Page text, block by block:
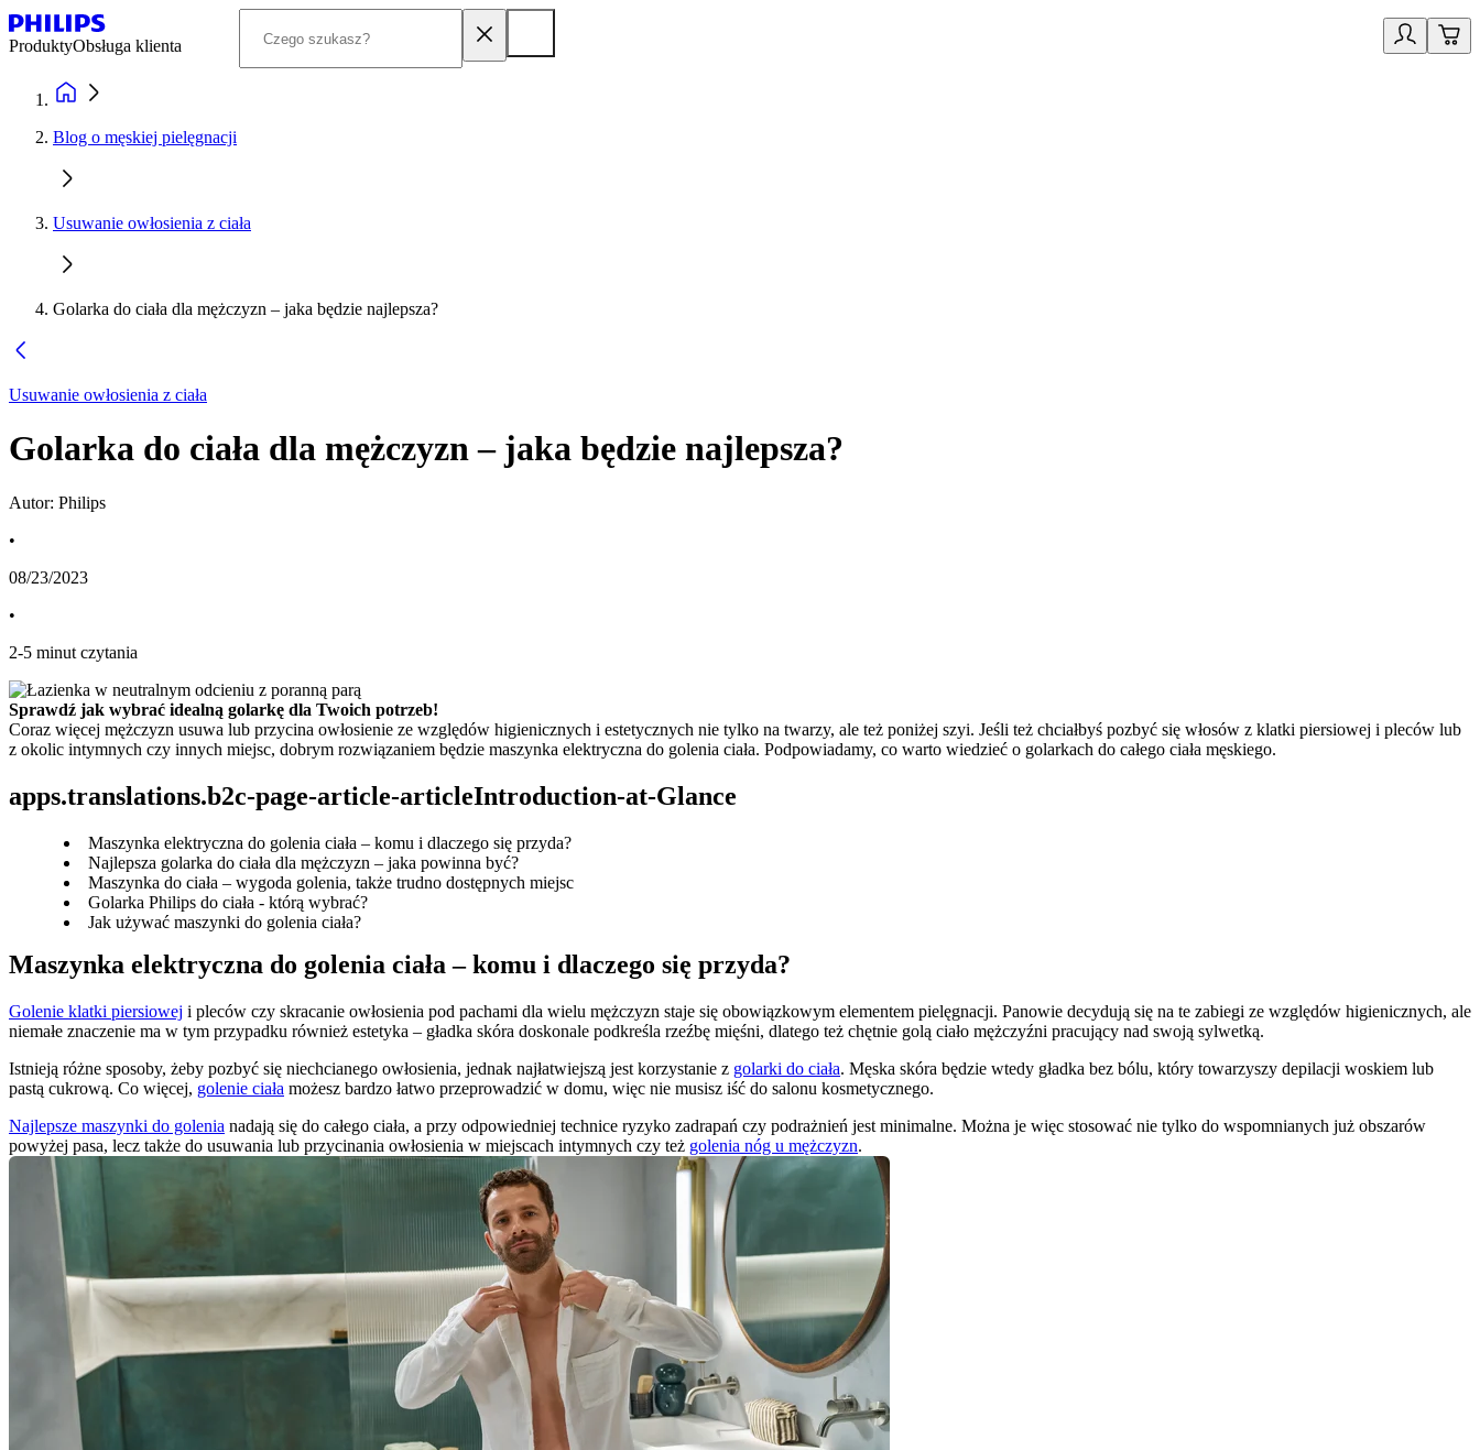
ProduktyObsługa klienta
Blog o męskiej pielęgnacji
Usuwanie owłosienia z ciała
Golarka do ciała dla mężczyzn – jaka będzie najlepsza?
Usuwanie owłosienia z ciała
Golarka do ciała dla mężczyzn – jaka będzie najlepsza?
Autor: Philips
•
08/23/2023
•
2-5 minut czytania
Sprawdź jak wybrać idealną golarkę dla Twoich potrzeb!
Coraz więcej mężczyzn usuwa lub przycina owłosienie ze względów higienicznych i estetycznych nie tylko na twarzy, ale też poniżej szyi. Jeśli też chciałbyś pozbyć się włosów z klatki piersiowej i pleców lub
z okolic intymnych czy innych miejsc, dobrym rozwiązaniem będzie maszynka elektryczna do golenia ciała. Podpowiadamy, co warto wiedzieć o golarkach do całego ciała męskiego.
apps.translations.b2c-page-article-articleIntroduction-at-Glance
Maszynka elektryczna do golenia ciała – komu i dlaczego się przyda?
Najlepsza golarka do ciała dla mężczyzn – jaka powinna być?
Maszynka do ciała – wygoda golenia, także trudno dostępnych miejsc
Golarka Philips do ciała - którą wybrać?
Jak używać maszynki do golenia ciała?
Maszynka elektryczna do golenia ciała – komu i dlaczego się przyda?
Golenie klatki piersiowej i pleców czy skracanie owłosienia pod pachami dla wielu mężczyzn staje się obowiązkowym elementem pielęgnacji. Panowie decydują się na te zabiegi ze względów higienicznych, ale
niemałe znaczenie ma w tym przypadku również estetyka – gładka skóra doskonale podkreśla rzeźbę mięśni, dlatego też chętnie golą ciało mężczyźni pracujący nad swoją sylwetką.
Istnieją różne sposoby, żeby pozbyć się niechcianego owłosienia, jednak najłatwiejszą jest korzystanie z golarki do ciała. Męska skóra będzie wtedy gładka bez bólu, który towarzyszy depilacji woskiem lub
pastą cukrową. Co więcej, golenie ciała możesz bardzo łatwo przeprowadzić w domu, więc nie musisz iść do salonu kosmetycznego.
Najlepsze maszynki do golenia nadają się do całego ciała, a przy odpowiedniej technice ryzyko zadrapań czy podrażnień jest minimalne. Można je więc stosować nie tylko do wspomnianych już obszarów
powyżej pasa, lecz także do usuwania lub przycinania owłosienia w miejscach intymnych czy też golenia nóg u mężczyzn.